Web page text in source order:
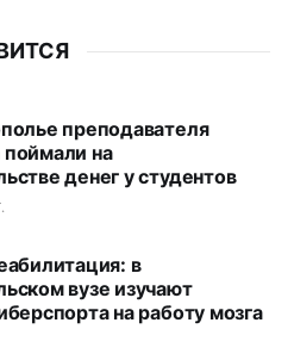
преподавателя
на
денег у студентов
в
вузе изучают
на работу мозга